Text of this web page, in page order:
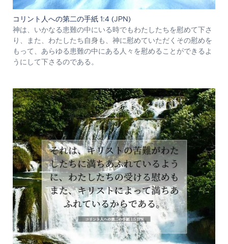
コリント人への第二の手紙 1:4 (JPN)
神は、いかなる患難の中にいる時でもわたしたちを慰めて下さ
り、また、わたしたち自身も、神に慰めていただくその慰めを
もって、あらゆる患難の中にある人々を慰めることができるよ
うにして下さるのである。